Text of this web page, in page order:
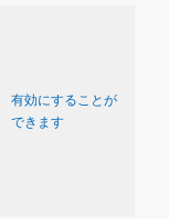
有効にすることが
できます